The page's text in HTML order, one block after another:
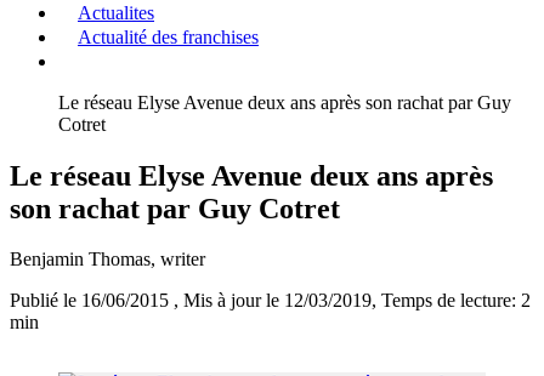
Actualites
Actualité des franchises
Le réseau Elyse Avenue deux ans après son rachat par Guy
Cotret
Le réseau Elyse Avenue deux ans après
son rachat par Guy Cotret
Benjamin Thomas, writer
Publié le 16/06/2015 , Mis à jour le 12/03/2019, Temps de lecture: 2
min